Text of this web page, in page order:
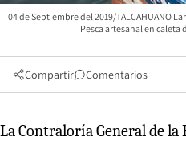
04 de Septiembre del 2019/TALCAHUANO
Pesca artesanal en caleta
Compartir Comentarios
La Contraloría General de la